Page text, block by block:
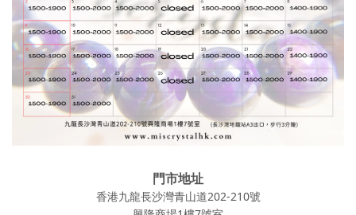
門市地址
香港九龍長沙灣青山道202-210號